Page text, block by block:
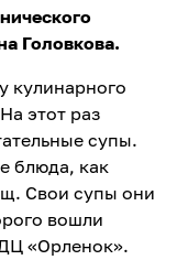
Головкова.
кулинарного
этот раз
супы.
блюда, как
Свои супы они
вошли
«Орленок».